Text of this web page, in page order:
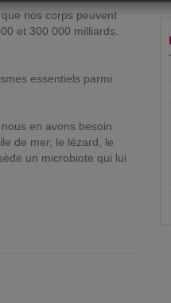
nos corps peuvent
et 300 000 milliards.
essentiels parmi
en avons besoin
de mer, le lézard, le
un microbiote qui lui